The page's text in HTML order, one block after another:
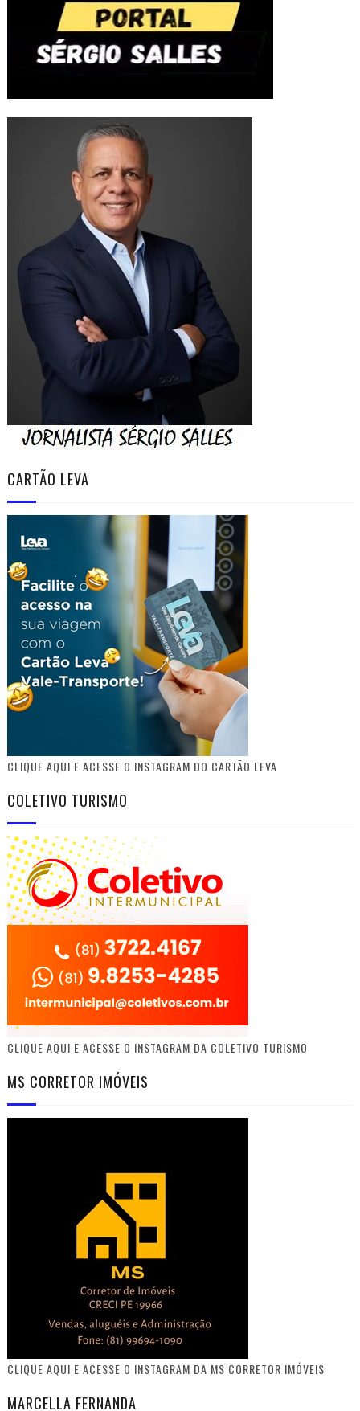
CARTÃO LEVA
CLIQUE AQUI E ACESSE O INSTAGRAM DO CARTÃO LEVA
COLETIVO TURISMO
CLIQUE AQUI E ACESSE O INSTAGRAM DA COLETIVO TURISMO
MS CORRETOR IMÓVEIS
CLIQUE AQUI E ACESSE O INSTAGRAM DA MS CORRETOR IMÓVEIS
MARCELLA FERNANDA